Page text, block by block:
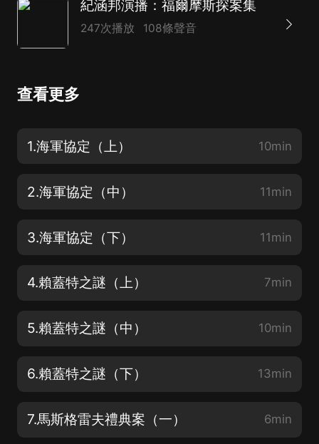
紀涵邦演播：福爾摩斯探案集
247次播放 108條聲音
查看更多
1.海軍協定（上） 10min
2.海軍協定（中） 11min
3.海軍協定（下） 11min
4.賴蓋特之謎（上） 7min
5.賴蓋特之謎（中） 10min
6.賴蓋特之謎（下） 13min
7.馬斯格雷夫禮典案（一） 6min